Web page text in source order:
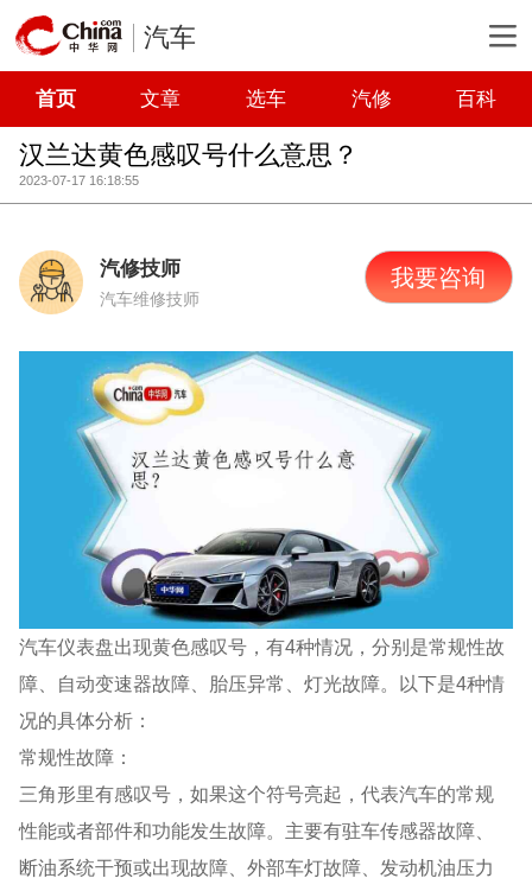
汽车
首页 文章 选车 汽修 百科
汉兰达黄色感叹号什么意思？
2023-07-17 16:18:55
汽修技师
汽车维修技师
我要咨询
汽车仪表盘出现黄色感叹号，有4种情况，分别是常规性故
障、自动变速器故障、胎压异常、灯光故障。以下是4种情
况的具体分析：
常规性故障：
三角形里有感叹号，如果这个符号亮起，代表汽车的常规
性能或者部件和功能发生故障。主要有驻车传感器故障、
断油系统干预或出现故障、外部车灯故障、发动机油压力